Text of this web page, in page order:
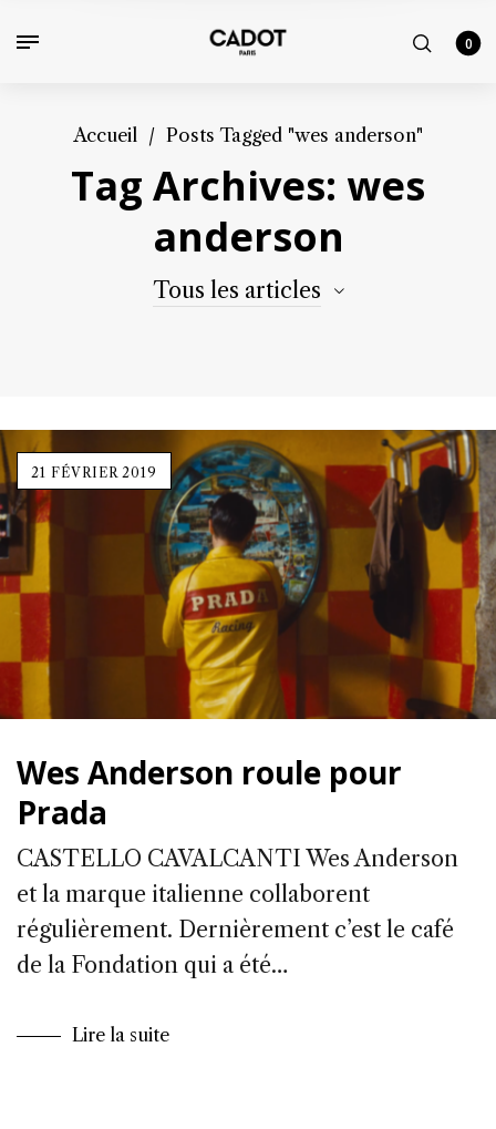
0
Accueil / Posts Tagged "wes anderson"
Tag Archives: wes
anderson
Tous les articles
21 FÉVRIER 2019
Wes Anderson roule pour
Prada
CASTELLO CAVALCANTI Wes Anderson
et la marque italienne collaborent
régulièrement. Dernièrement c’est le café
de la Fondation qui a été…
Lire la suite